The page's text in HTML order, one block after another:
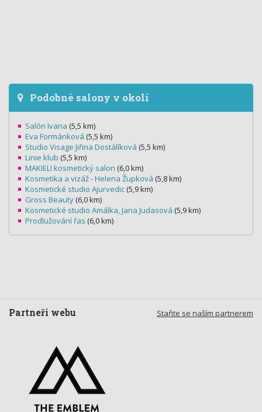
Podobné salony v okolí
Salón Ivana (5,5 km)
Eva Formánková (5,5 km)
Studio Visage Jiřina Dostálíková (5,5 km)
Linie klub (5,5 km)
MAKIELI kosmetický salon (6,0 km)
Kosmetika a vizáž - Helena Župková (5,8 km)
Kosmetické studio Ajurvedic (5,9 km)
Gross Beauty (6,0 km)
Kosmetické studio Amálka, Jana Judasová (5,9 km)
Prodlužování řas (6,0 km)
Staňte se naším partnerem
Partneři webu